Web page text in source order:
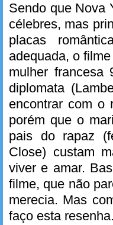
Sendo que Nova
célebres, mas
placas
adequada, o
mulher
diplomata
encontrar com o
porém que o
pais do rapaz
Close) custam
viver e amar.
filme, que não
merecia. Mas
faço esta resenha.